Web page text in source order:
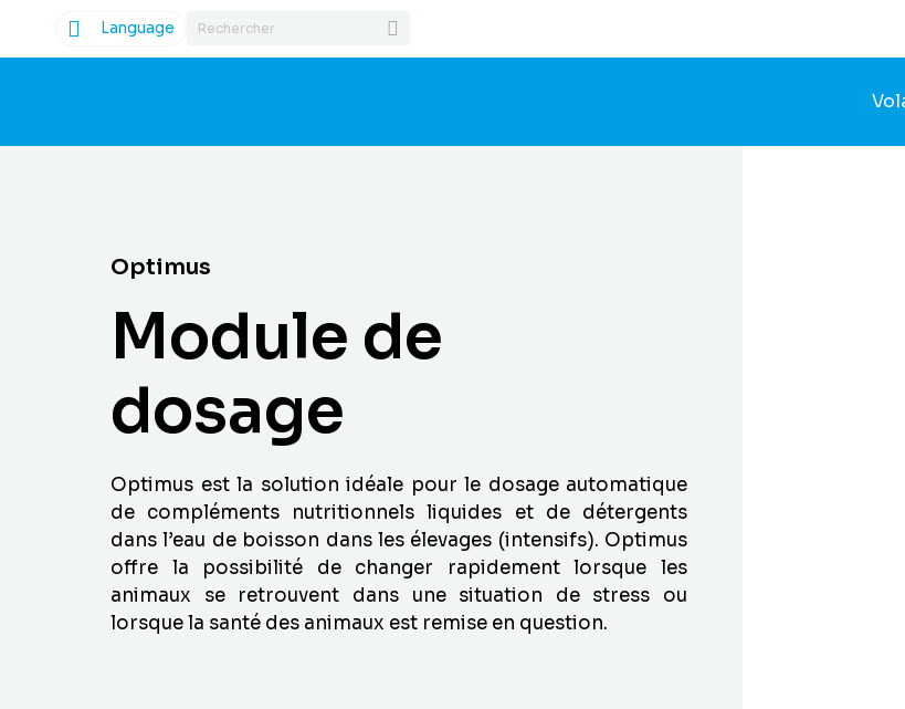
Language
Optimus
Module de
dosage
Optimus est la solution idéale pour le dosage automatique
de compléments nutritionnels liquides et de détergents
dans l’eau de boisson dans les élevages (intensifs). Optimus
offre la possibilité de changer rapidement lorsque les
animaux se retrouvent dans une situation de stress ou
lorsque la santé des animaux est remise en question.